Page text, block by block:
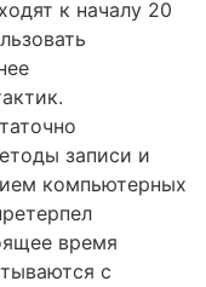
к началу 20
записи и
компьютерных
время
с